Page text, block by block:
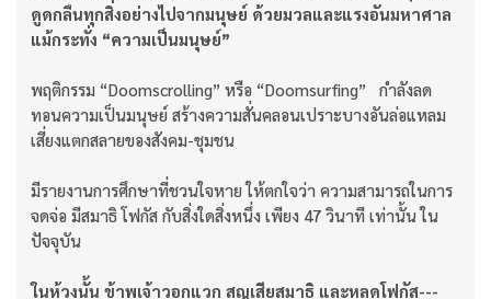
ดูดกลืนทุกสิ่งอย่างไปจากมนุษย์ ด้วยมวลและแรงอันมหาศาล
แม้กระทั่ง “ความเป็นมนุษย์”
พฤติกรรม “Doomscrolling” หรือ “Doomsurfing” กำลังลด
ทอนความเป็นมนุษย์ สร้างความสั่นคลอนเปราะบางอันล่อแหลม
เสี่ยงแตกสลายของสังคม-ชุมชน
มีรายงานการศึกษาที่ชวนใจหาย ให้ตกใจว่า ความสามารถในการ
จดจ่อ มีสมาธิ โฟกัส กับสิ่งใดสิ่งหนึ่ง เพียง 47 วินาที เท่านั้น ใน
ปัจจุบัน
ในห้วงนั้น ข้าพเจ้าวอกแวก สูญเสียสมาธิ และหลุดโฟกัส---